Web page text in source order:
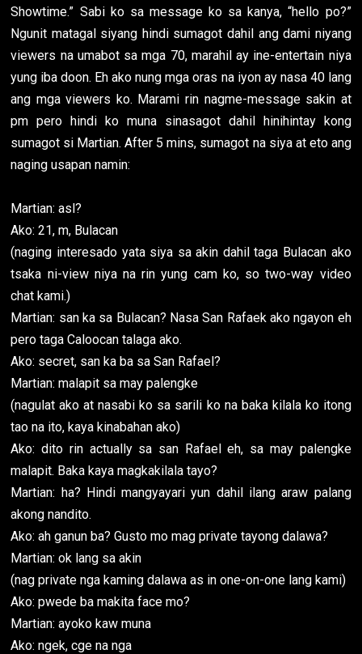
Showtime.” Sabi ko sa message ko sa kanya, “hello po?”
Ngunit matagal siyang hindi sumagot dahil ang dami niyang
viewers na umabot sa mga 70, marahil ay ine-entertain niya
yung iba doon. Eh ako nung mga oras na iyon ay nasa 40 lang
ang mga viewers ko. Marami rin nagme-message sakin at
pm pero hindi ko muna sinasagot dahil hinihintay kong
sumagot si Martian. After 5 mins, sumagot na siya at eto ang
naging usapan namin:
Martian: asl?
Ako: 21, m, Bulacan
(naging interesado yata siya sa akin dahil taga Bulacan ako
tsaka ni-view niya na rin yung cam ko, so two-way video
chat kami.)
Martian: san ka sa Bulacan? Nasa San Rafaek ako ngayon eh
pero taga Caloocan talaga ako.
Ako: secret, san ka ba sa San Rafael?
Martian: malapit sa may palengke
(nagulat ako at nasabi ko sa sarili ko na baka kilala ko itong
tao na ito, kaya kinabahan ako)
Ako: dito rin actually sa san Rafael eh, sa may palengke
malapit. Baka kaya magkakilala tayo?
Martian: ha? Hindi mangyayari yun dahil ilang araw palang
akong nandito.
Ako: ah ganun ba? Gusto mo mag private tayong dalawa?
Martian: ok lang sa akin
(nag private nga kaming dalawa as in one-on-one lang kami)
Ako: pwede ba makita face mo?
Martian: ayoko kaw muna
Ako: ngek, cge na nga